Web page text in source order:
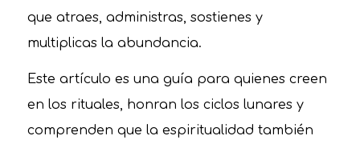
que atraes, administras, sostienes y
multiplicas la abundancia.
Este artículo es una guía para quienes creen
en los rituales, honran los ciclos lunares y
comprenden que la espiritualidad también